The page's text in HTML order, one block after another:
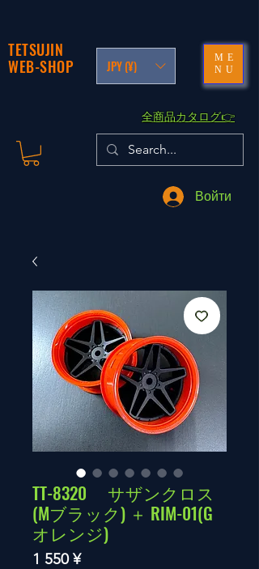
TETSUJIN
WEB-SHOP
JPY (¥)
ME
NU
​全商品カタログ👉
Войти
TT-8320 サザンクロス
(Mブラック) ＋ RIM-01(G
オレンジ)
1 550 ¥Цена